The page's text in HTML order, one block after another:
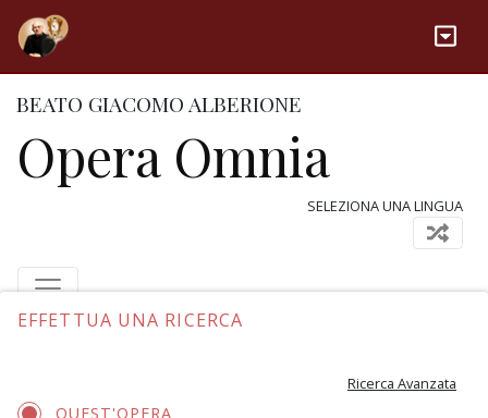
BEATO GIACOMO ALBERIONE
Opera Omnia
SELEZIONA UNA LINGUA
EFFETTUA UNA RICERCA
Ricerca Avanzata
QUEST'OPERA